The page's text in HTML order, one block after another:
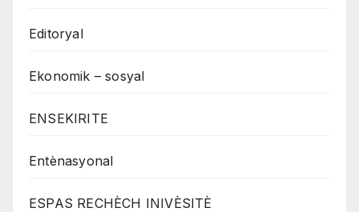
Editoryal
Ekonomik – sosyal
ENSEKIRITE
Entènasyonal
ESPAS RECHÈCH INIVÈSITÈ